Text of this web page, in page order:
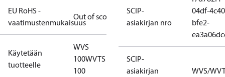
EU RoHS -
vaatimustenmukaisuus
Out of scope
Käytetään
tuotteelle
WVS
100WVTS
100
SCIP-
asiakirjan nro
04df-
bfe2-
SCIP-
asiakirjan
WVS/